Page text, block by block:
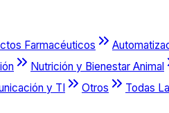
Farmacéuticos
Nutrición y Bienestar Animal
y TI Otros
Todas